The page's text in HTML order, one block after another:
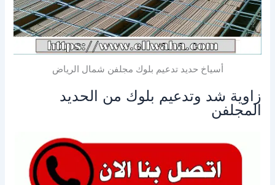
أسياخ حديد تدعيم بلوك مجلفن شمال الرياض
زاوية شد وتدعيم بلوك من الحديد
المجلفن